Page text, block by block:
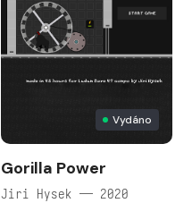
Vydáno
Gorilla Power
Jiri Hysek — 2020